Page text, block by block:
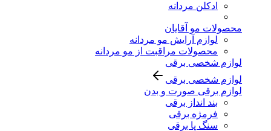
ادکلن مردانه
محصولات مو آقایان
لوازم آرایش مو مردانه
محصولات مراقبت از مو مردانه
لوازم شخصی برقی
لوازم شخصی برقی
لوازم برقی صورت و بدن
بند انداز برقی
فرمژه برقی
سنگ پا برقی